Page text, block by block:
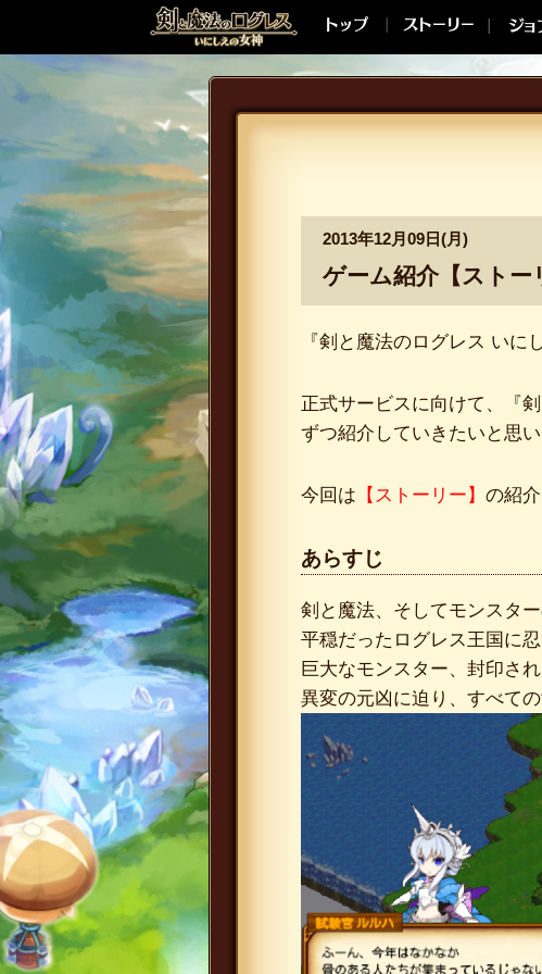
2013年12月09日(月)
ゲーム紹介【ストー
『剣と魔法のログレス いに
正式サービスに向けて、『
ずつ紹介していきたいと思い
今回は 【ストーリー】 の紹介
あらすじ
剣と魔法、そしてモンスター
平穏だったログレス王国に
巨大なモンスター、封印さ
異変の元凶に迫り、すべて